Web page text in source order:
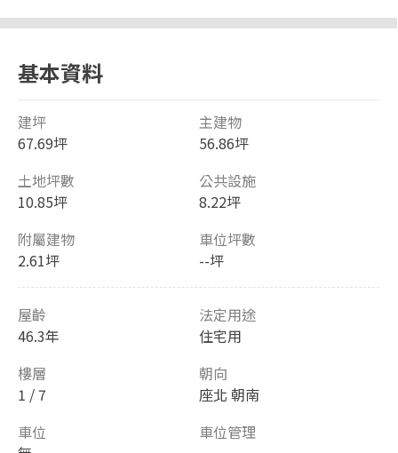
基本資料
建坪
67.69坪
主建物
56.86坪
土地坪數
10.85坪
公共設施
8.22坪
附屬建物
2.61坪
車位坪數
--坪
屋齡
46.3年
法定用途
住宅用
樓層
1 / 7
朝向
座北 朝南
車位
車位管理